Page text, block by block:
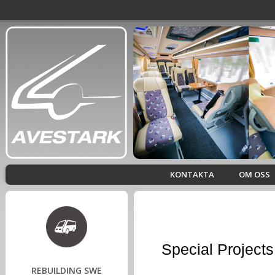
KONTAKTA OM OSS
REBUILDING SWE
Special Projects